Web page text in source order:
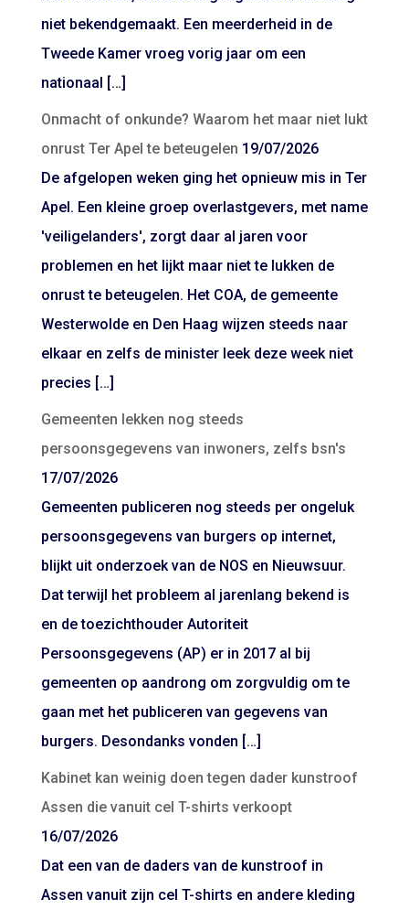
niet bekendgemaakt. Een meerderheid in de
Tweede Kamer vroeg vorig jaar om een
nationaal […]
Onmacht of onkunde? Waarom het maar niet lukt
onrust Ter Apel te beteugelen 19/07/2026
De afgelopen weken ging het opnieuw mis in Ter
Apel. Een kleine groep overlastgevers, met name
'veiligelanders', zorgt daar al jaren voor
problemen en het lijkt maar niet te lukken de
onrust te beteugelen. Het COA, de gemeente
Westerwolde en Den Haag wijzen steeds naar
elkaar en zelfs de minister leek deze week niet
precies […]
Gemeenten lekken nog steeds
persoonsgegevens van inwoners, zelfs bsn's
17/07/2026
Gemeenten publiceren nog steeds per ongeluk
persoonsgegevens van burgers op internet,
blijkt uit onderzoek van de NOS en Nieuwsuur.
Dat terwijl het probleem al jarenlang bekend is
en de toezichthouder Autoriteit
Persoonsgegevens (AP) er in 2017 al bij
gemeenten op aandrong om zorgvuldig om te
gaan met het publiceren van gegevens van
burgers. Desondanks vonden […]
Kabinet kan weinig doen tegen dader kunstroof
Assen die vanuit cel T-shirts verkoopt
16/07/2026
Dat een van de daders van de kunstroof in
Assen vanuit zijn cel T-shirts en andere kleding